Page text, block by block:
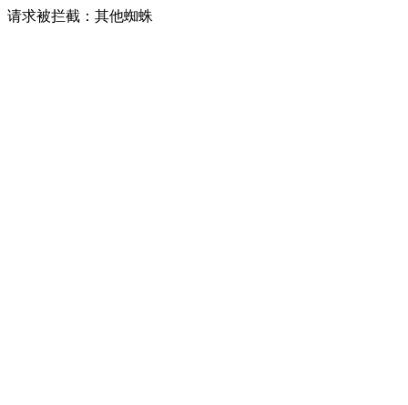
请求被拦截：其他蜘蛛